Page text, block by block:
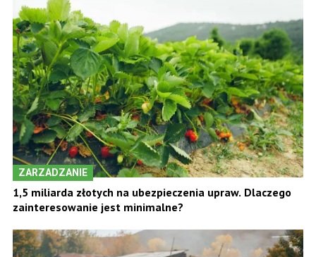
ZARZADZANIE
1,5 miliarda złotych na ubezpieczenia upraw. Dlaczego
zainteresowanie jest minimalne?